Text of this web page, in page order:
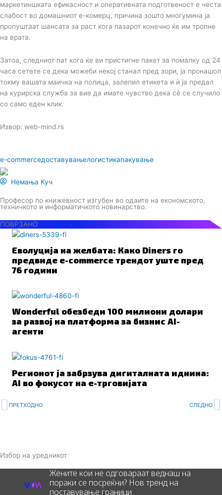
маркетиншката ефикасност и оперативната подготвеност е честа
слабост во домашниот е-комерц, причина зошто многумина ја
пропуштаат шансата за раст кога пазарот конечно ќе им тропне
на врата.
Затоа, следниот пат кога ќе ви пристигне пакет за помалку од 24
часа сетете се дека можеби некој станал пред зори, ја пронашол
токму вашата маичка на полица, залепил етикета и ѝ ја предал
на курирска служба за вие да имате чувство дека сѐ се случило
со само еден клик.
Извор: web-mind.rs
e-commerceдоставувањелогистикапакување
Немања Куч
Професор по книжевност изгубен во одаите на економското,
техничкото и информатичкото новинарство.
ПОВРЗАНО
Еволуција на желбата: Како Diners го
предвиде e-commerce трендот уште пред
76 години
Wonderful обезбеди 100 милиони долари
за развој на платформа за бизнис AI-
агенти
Регионот ја забрзува дигиталната иднина:
AI во фокусот на е-трговијата
Prev
ПРЕТХОДНО СЛЕДНО
Избор на уредникот
Жените кои не одговараат веднаш на
пораки се посреќни? Нов тренд на
поставување граници